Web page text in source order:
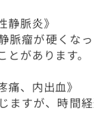
静脈炎》
脈瘤が硬くな
とがあります。
痛、内出血》
ますが、時間